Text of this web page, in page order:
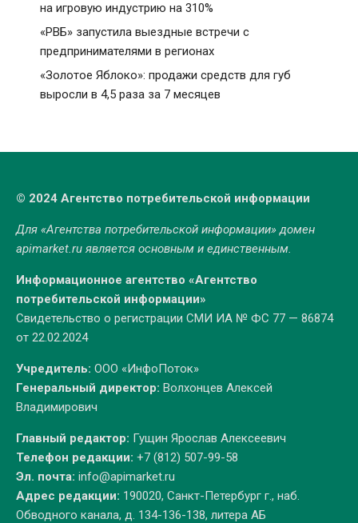
на игровую индустрию на 310%
«РВБ» запустила выездные встречи с
предпринимателями в регионах
«Золотое Яблоко»: продажи средств для губ
выросли в 4,5 раза за 7 месяцев
© 2024 Агентство потребительской информации
Для «Агентства потребительской информации» домен
apimarket.ruявляется основным и единственным.
Информационное агентство «Агентство
потребительской информации»
Свидетельство о регистрации СМИ ИА № ФС 77 — 86874
от 22.02.2024
Учредитель: ООО «ИнфоПоток»
Генеральный директор: Волхонцев Алексей
Владимирович
Главный редактор: Гущин Ярослав Алексеевич
Телефон редакции: +7 (812) 507-99-58
Эл. почта: info@apimarket.ru
Адрес редакции: 190020, Санкт-Петербург г., наб.
Обводного канала, д. 134-136-138, литера АБ